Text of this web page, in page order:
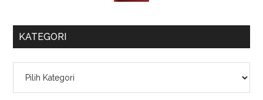
KATEGORI